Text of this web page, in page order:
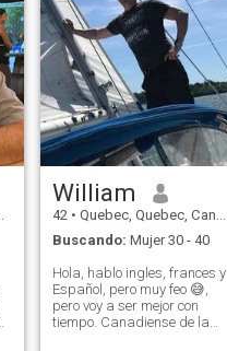
William
42 • Quebec, Quebec, Canadá
Buscando: Mujer 30 - 40
Hola, hablo ingles, frances y
Español, pero muy feo 😅,
pero voy a ser mejor con
tiempo. Canadiense de la